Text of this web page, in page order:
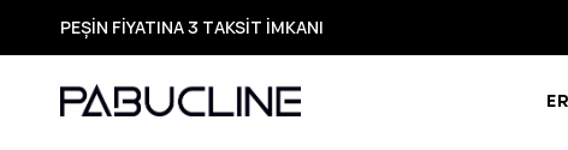
TÜM ÜRÜNLERDE ÜCRETSİZ KARGO
Yeni Sezon Ürünlerde Özel Fırsatlar
Seçili Ürünlerde Hızlı Teslimat